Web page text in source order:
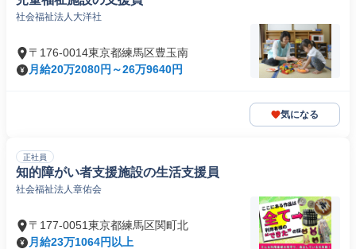
社会福祉法人大洋社
〒176-0014東京都練馬区豊玉南
月給20万2080円～26万9640円
気になる
正社員
知的障がい者支援施設の生活支援員
社会福祉法人章佑会
〒177-0051東京都練馬区関町北
月給23万1064円以上